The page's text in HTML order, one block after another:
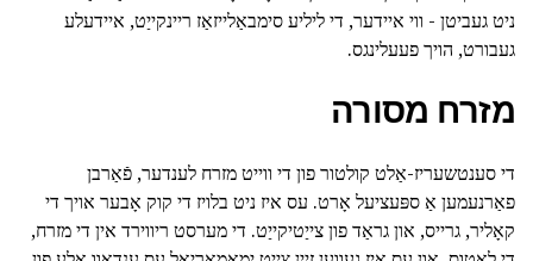
ניט געביטן - ווי איידער, די ליליע סימבאַלייזאַז ריינקייַט, איידעלע
געבורט, הויך פעעלינגס.
מזרח מסורה
די סענטשעריז-אַלט קולטור פון די ווייט מזרח לענדער, פֿאַרבן
פאַרנעמען אַ ספּעציעל אָרט. עס איז ניט בלויז די קוק אָבער אויך די
קאָליר, גרייס, און גראַד פון צייַטיקייַט. די מערסט ריווירד אין די מזרח,